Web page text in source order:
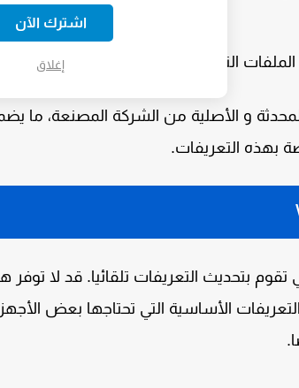
التي تم تحميلها.
و الأصلية من الشركة المصنعة، ما
بهذه التعريفات.
تقوم بتحديث التعريفات تلقائيا. قد لا توفر
الأساسية التي تحتاجها بعض
اشترك الآن
إغلاق